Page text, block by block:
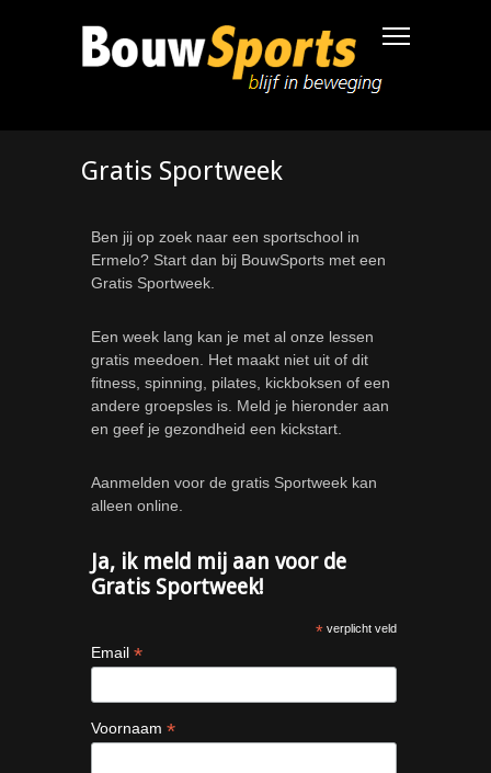
Gratis Sportweek
Ben jij op zoek naar een sportschool in
Ermelo? Start dan bij BouwSports met een
Gratis Sportweek.
Een week lang kan je met al onze lessen
gratis meedoen. Het maakt niet uit of dit
fitness, spinning, pilates, kickboksen of een
andere groepsles is. Meld je hieronder aan
en geef je gezondheid een kickstart.
Aanmelden voor de gratis Sportweek kan
alleen online.
Ja, ik meld mij aan voor de
Gratis Sportweek!
* verplicht veld
Email *
Voornaam *